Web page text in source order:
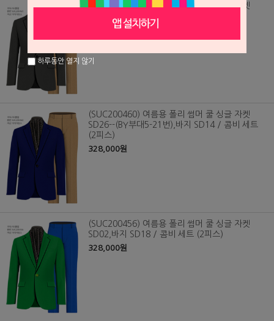
(SUC200461) 여름용 폴리 썸머 쿨 싱글 자켓
328,000원
(SUC200460) 여름용 폴리 썸머 쿨 싱글 자켓
SD26--(BY부대5-21번),바지 SD14 / 콤비 세트
(2피스)
328,000원
(SUC200456) 여름용 폴리 썸머 쿨 싱글 자켓
SD02,바지 SD18 / 콤비 세트 (2피스)
328,000원
하루동안 열지 않기